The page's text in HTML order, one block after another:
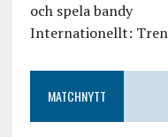
och spela bandy
Internationellt:
MATCHNYTT